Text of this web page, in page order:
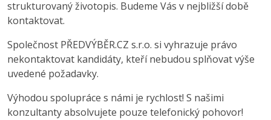
strukturovaný životopis. Budeme Vás v nejbližší době
kontaktovat.
Společnost PŘEDVÝBĚR.CZ s.r.o. si vyhrazuje právo
nekontaktovat kandidáty, kteří nebudou splňovat výše
uvedené požadavky.
Výhodou spolupráce s námi je rychlost! S našimi
konzultanty absolvujete pouze telefonický pohovor!